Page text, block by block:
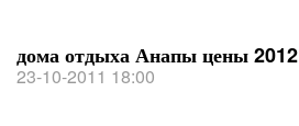
дома отдыха Анапы цены 2012
23-10-2011 18:00